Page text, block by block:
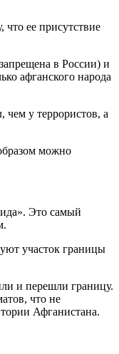
ее присутствие
в России) и
афганского народа
чем у террористов, а
можно
Это самый
участок границы
и перешли границу.
что не
Афганистана.